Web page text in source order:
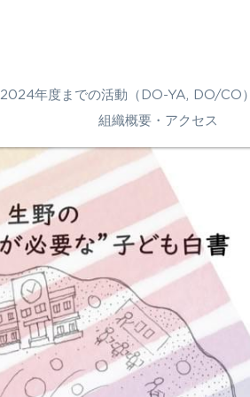
2024年度までの活動（DO-YA, DO/CO）
組織概要・アクセス